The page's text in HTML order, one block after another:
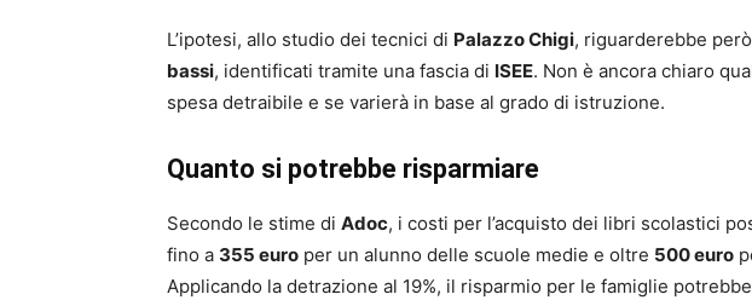
L’ipotesi, allo studio dei tecnici di Palazzo Chigi, riguarderebbe
bassi, identificati tramite una fascia di ISEE. Non è ancora chiaro
spesa detraibile e se varierà in base al grado di istruzione.
Quanto si potrebbe risparmiare
Secondo le stime di Adoc, i costi per l’acquisto dei libri scolastici
fino a 355 euro per un alunno delle scuole medie e oltre 500 euro
Applicando la detrazione al 19%, il risparmio per le famiglie